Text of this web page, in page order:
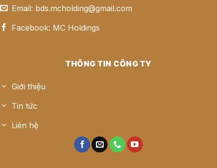
Email: bds.mcholding@gmail.com
Facebook: MC Holdings
THÔNG TIN CÔNG TY
Giới thiệu
Tin tức
Liên hệ